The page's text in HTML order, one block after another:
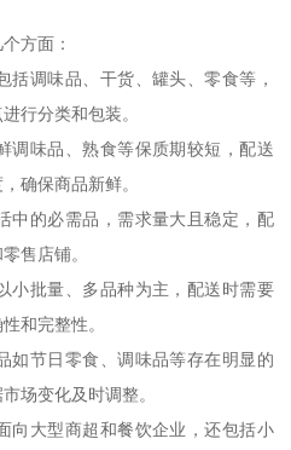
方面：
括调味品、干货、罐头、零食等，
行分类和包装。
调味品、熟食等保质期较短，配送
确保商品新鲜。
中的必需品，需求量大且稳定，配
售店铺。
小批量、多品种为主，配送时需要
和完整性。
如节日零食、调味品等存在明显的
场变化及时调整。
向大型商超和餐饮企业，还包括小